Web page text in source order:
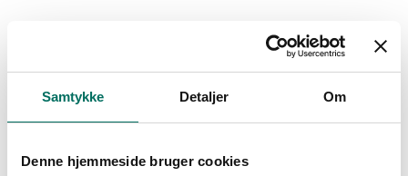
Samtykke Detaljer Om
Denne hjemmeside bruger cookies